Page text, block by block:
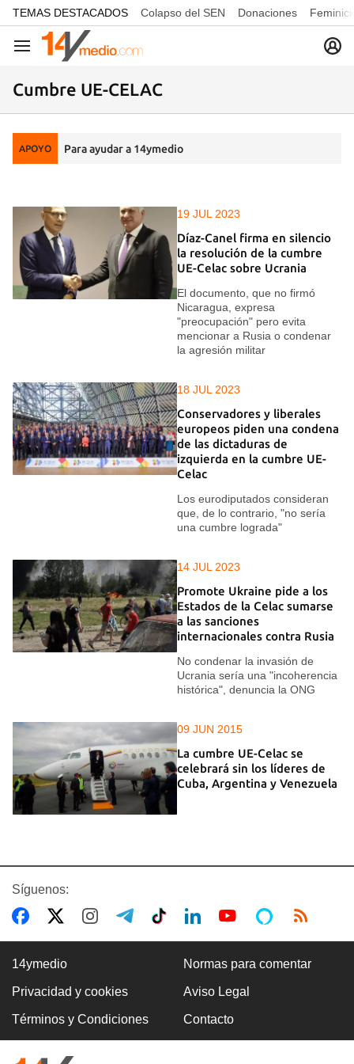
common.go-to-content
TEMAS DESTACADOS Colapso del SEN Donaciones
Navegación
Cumbre UE-CELAC
APOYO Para ayudar a 14ymedio
19 JUL 2023
Díaz-Canel firma en silencio
la resolución de la cumbre
UE-Celac sobre Ucrania
El documento, que no firmó
Nicaragua, expresa
"preocupación" pero evita
mencionar a Rusia o condenar
la agresión militar
18 JUL 2023
Conservadores y liberales
europeos piden una condena
de las dictaduras de
izquierda en la cumbre UE-
Celac
Los eurodiputados consideran
que, de lo contrario, "no sería
una cumbre lograda"
14 JUL 2023
Promote Ukraine pide a los
Estados de la Celac sumarse
a las sanciones
internacionales contra Rusia
No condenar la invasión de
Ucrania sería una "incoherencia
histórica", denuncia la ONG
09 JUN 2015
La cumbre UE-Celac se
celebrará sin los líderes de
Cuba, Argentina y Venezuela
Síguenos:
14ymedio Normas para comentar
Privacidad y cookies Aviso Legal
Términos y Condiciones Contacto